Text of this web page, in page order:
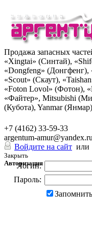
Продажа запасных
«Xingtai» (Синтай),
«Dongfeng» (Донгфенг),
«Scout» (Скаут),
«Foton Lovol» (Фотон),
«Файтер», Mitsubishi
(Кубота), Yanmar
+7 (4162) 33-59-33
argentum-amur@yandex.ru
Войдите на сайт или
Закрыть
Авторизация
Логин:
Пароль:
Запомнить